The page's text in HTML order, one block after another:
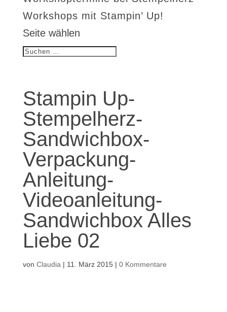
Workshops mit Stampin’ Up!
Seite wählen
Stampin Up-
Stempelherz-
Sandwichbox-
Verpackung-
Anleitung-
Videoanleitung-
Sandwichbox Alles
Liebe 02
von Claudia | 11. März 2015| 0 Kommentare